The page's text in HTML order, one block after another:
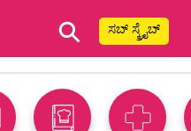
⚲ ಸಬ್ ಸ್ಕ್ರೈಬ್